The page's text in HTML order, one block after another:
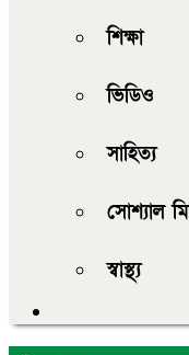
শিক্ষা
ভিডিও
সাহিত্য
সোশ্যাল
স্বাস্থ্য